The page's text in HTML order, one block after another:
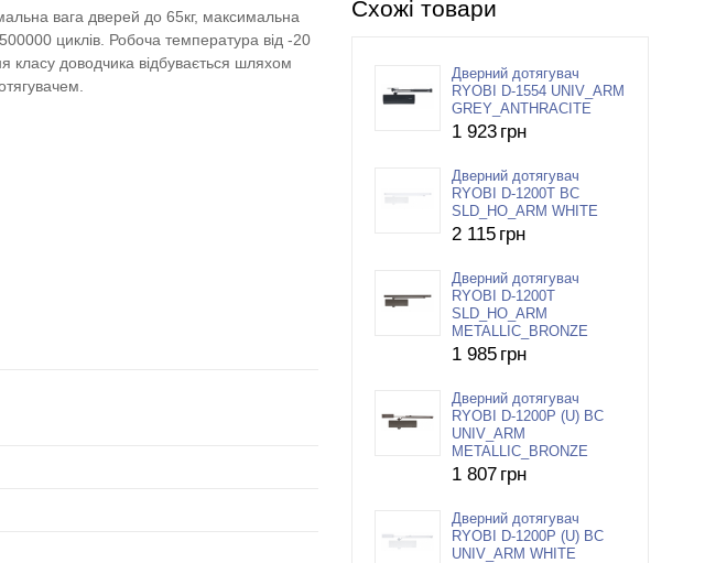
вага дверей до 65кг, максимальна
циклів. Робоча температура від -20
класу доводчика відбувається шляхом
ачем.
Схожі товари
Дверний дотягувач
RYOBI D-1554 UNIV_ARM
GREY_ANTHRACITE
1 923 грн
Дверний дотягувач
RYOBI D-1200T BC
SLD_HO_ARM WHITE
2 115 грн
Дверний дотягувач
RYOBI D-1200T
SLD_HO_ARM
METALLIC_BRONZE
1 985 грн
Дверний дотягувач
RYOBI D-1200P (U) BC
UNIV_ARM
METALLIC_BRONZE
1 807 грн
Дверний дотягувач
RYOBI D-1200P (U) BC
UNIV_ARM WHITE